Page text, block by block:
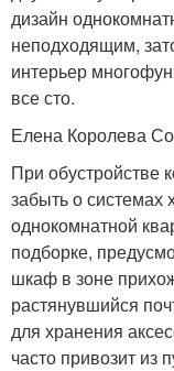
дизайн
неподходящим,
интерьер
все сто.
Елена Королева
При обустройстве
забыть о
однокомнатной
подборке,
шкаф в зоне
растянувшийся
для хранения
часто привозит из